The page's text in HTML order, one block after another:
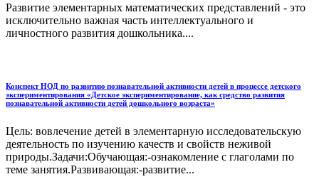
Развитие элементарных математических представлений - это
исключительно важная часть интеллектуального и
личностного развития дошкольника....
Конспект НОД по развитию познавательной активности детей в процессе детского
экспериментирования «Детское экспериментирование, как средство развития
познавательной активности детей дошкольного возраста»
Цель: вовлечение детей в элементарную исследовательскую
деятельность по изучению качеств и свойств неживой
природы.Задачи:Обучающая:-ознакомление с глаголами по
теме занятия.Развивающая:-развитие...